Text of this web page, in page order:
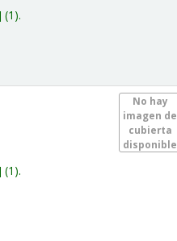
(1).
No hay
imagen de
cubierta
disponible
(1).